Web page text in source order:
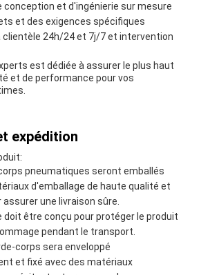
conception et d'ingénierie sur mesure
et des exigences spécifiques
clientèle 24h/24 et 7j/7 et intervention
est dédiée à assurer le plus haut
et de performance pour vos
expédition
pneumatiques seront emballés
d'emballage de haute qualité et
assurer une livraison sûre.
doit être conçu pour protéger le produit
pendant le transport.
corps sera enveloppé
et fixé avec des matériaux